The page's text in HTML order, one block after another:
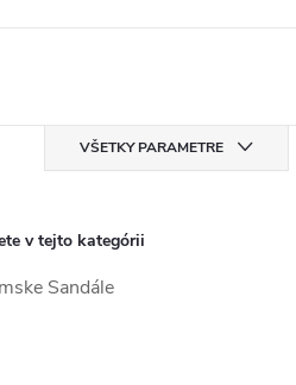
VŠETKY PARAMETRE
v tejto kategórii
Sandále